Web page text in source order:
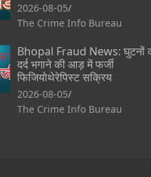
2026-08-05
The Crime Info Bureau
Bhopal Fraud News: घुटनों
दर्द भगाने की आड़ में फर्जी
फिजियोथेरेपिस्ट सक्रिय
2026-08-05
The Crime Info Bureau